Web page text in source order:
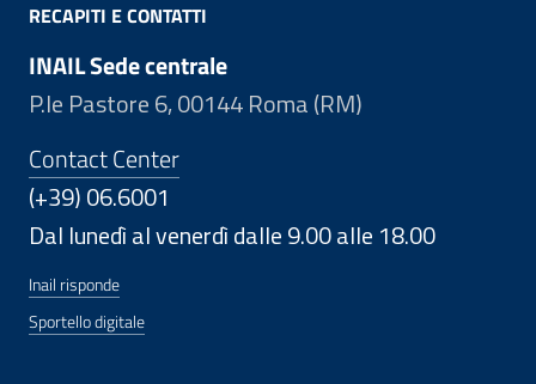
RECAPITI E CONTATTI
INAIL Sede centrale
P.le Pastore 6, 00144 Roma (RM)
Contact Center
(+39) 06.6001
Dal lunedì al venerdì dalle 9.00 alle 18.00
Inail risponde
Sportello digitale